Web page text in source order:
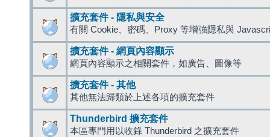
擴充套件 - 隱私與安全
有關 Cookie、密碼、Proxy 等增強隱私與
擴充套件 - 網頁內容顯示
網頁內容顯示之相關套件，如廣告、圖像等
擴充套件 - 其他
其他無法歸類於上述各項的擴充套件
Thunderbird 擴充套件
本區專門用以收錄 Thunderbird 之擴充套件